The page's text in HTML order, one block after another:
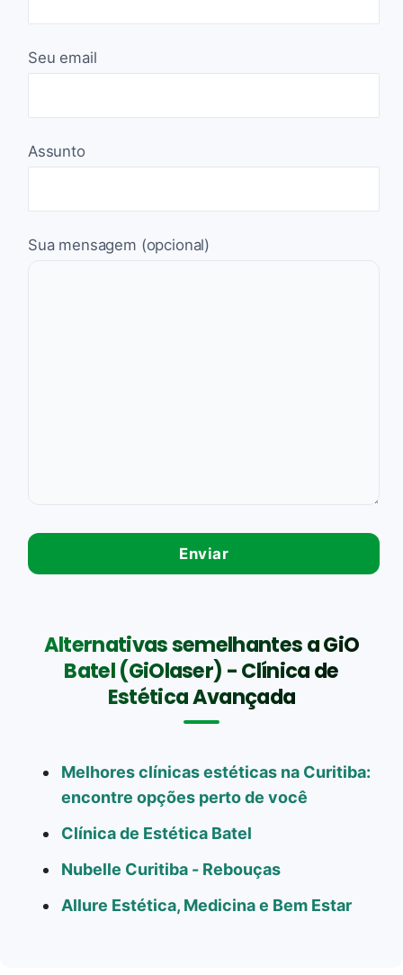
Seu email
Assunto
Sua mensagem (opcional)
Alternativas semelhantes a GiO
Batel (GiOlaser) - Clínica de
Estética Avançada
Melhores clínicas estéticas na Curitiba:
encontre opções perto de você
Clínica de Estética Batel
Nubelle Curitiba - Rebouças
Allure Estética, Medicina e Bem Estar